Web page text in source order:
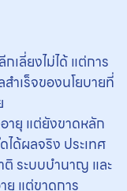
เลี่ยงไม่ได้ แต่การ
เร็จของนโยบายที่
ายุ แต่ยังขาดหลัก
ได้ผลจริง ประเทศ
ติ ระบบบำนาญ และ
ยุ แต่ขาดการ